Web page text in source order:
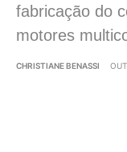
fabricação do
motores
CHRISTIANE BENASSI